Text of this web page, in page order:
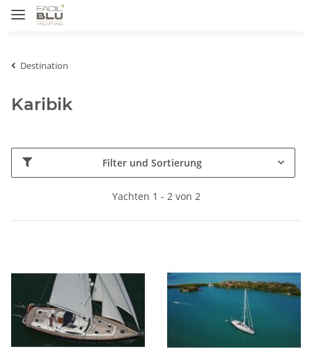
Destination
Karibik
Filter und Sortierung
Yachten 1 - 2 von 2